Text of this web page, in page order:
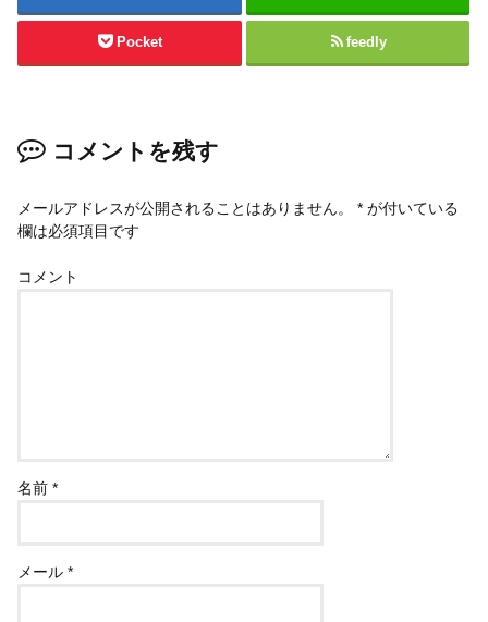
Pocket feedly
コメントを残す
メールアドレスが公開されることはありません。 * が付いている
欄は必須項目です
コメント
名前*
メール*